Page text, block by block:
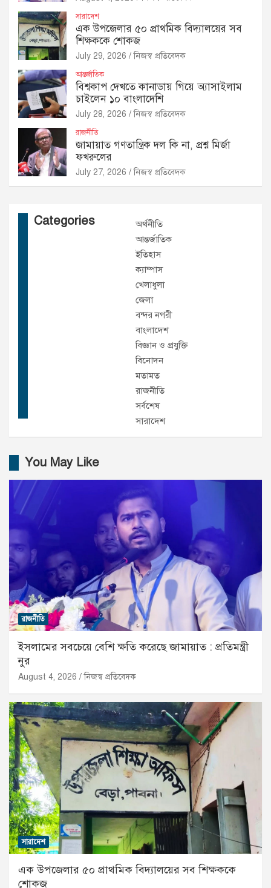
সারাদেশ
এক উপজেলার ৫০ প্রাথমিক বিদ্যালয়ের সব
শিক্ষককে শোকজ
July 29, 2026 নিজস্ব প্রতিবেদক
আন্তর্জাতিক
বিশ্বকাপ দেখতে কানাডায় গিয়ে অ্যাসাইলাম
চাইলেন ১০ বাংলাদেশি
July 28, 2026 নিজস্ব প্রতিবেদক
রাজনীতি
জামায়াত গণতান্ত্রিক দল কি না, প্রশ্ন মির্জা
ফখরুলের
July 27, 2026 নিজস্ব প্রতিবেদক
Categories
অর্থনীতি
আন্তর্জাতিক
ইতিহাস
ক্যাম্পাস
খেলাধুলা
জেলা
বন্দর নগরী
বাংলাদেশ
বিজ্ঞান ও প্রযুক্তি
বিনোদন
মতামত
রাজনীতি
সর্বশেষ
সারাদেশ
You May Like
রাজনীতি
ইসলামের সবচেয়ে বেশি ক্ষতি করেছে জামায়াত : প্রতিমন্ত্রী
নুর
August 4, 2026 নিজস্ব প্রতিবেদক
সারাদেশ
এক উপজেলার ৫০ প্রাথমিক বিদ্যালয়ের সব শিক্ষককে
শোকজ